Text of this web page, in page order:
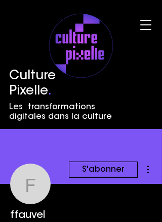
Culture
Pixelle.
Les transformations
digitales dans la culture
ffauvel
S'abonner
ffauvel